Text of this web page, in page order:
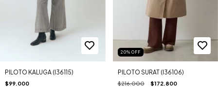
PILOTO KALUGA (I36115)
$99.000
20% OFF
PILOTO SURAT (I36106)
$216.000 $172.800